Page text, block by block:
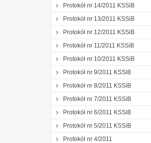
Protokół nr 14/2011 KSSiB
Protokół nr 13/2011 KSSiB
Protokół nr 12/2011 KSSiB
Protokół nr 11/2011 KSSiB
Protokół nr 10/2011 KSSiB
Protokół nr 9/2011 KSSiB
Protokół nr 8/2011 KSSiB
Protokół nr 7/2011 KSSiB
Protokół nr 6/2011 KSSiB
Protokół nr 5/2011 KSSiB
Protokół nr 4/2011